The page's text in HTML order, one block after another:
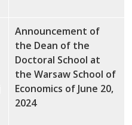
Announcement of
the Dean of the
Doctoral School at
the Warsaw School of
Economics of June 20,
2024